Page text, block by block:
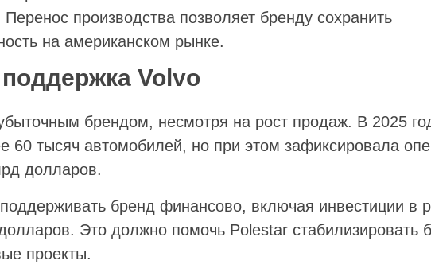
производства позволяет бренду сохранить
на американском рынке.
Volvo
брендом, несмотря на рост продаж. В 2025
60 тысяч автомобилей, но при этом зафиксировала
долларов.
бренд финансово, включая инвестиции в
Это должно помочь Polestar стабилизировать
проекты.